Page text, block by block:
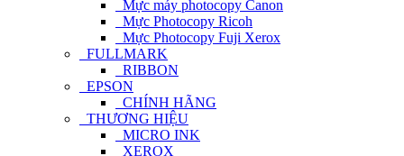
Mực máy photocopy Canon
Mực Photocopy Ricoh
Mực Photocopy Fuji Xerox
FULLMARK
RIBBON
EPSON
CHÍNH HÃNG
THƯƠNG HIỆU
MICRO INK
XEROX